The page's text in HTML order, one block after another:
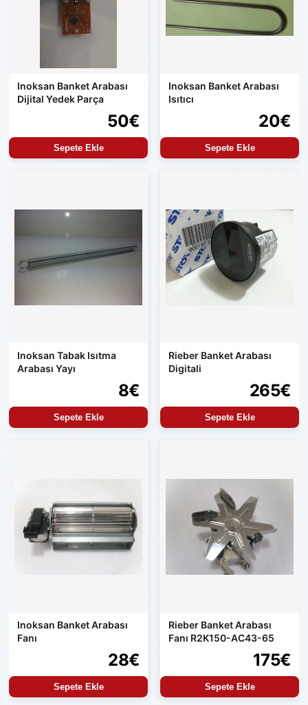
Inoksan Banket Arabası
Dijital Yedek Parça
50€
Sepete Ekle
Inoksan Banket Arabası
Isıtıcı
20€
Sepete Ekle
Inoksan Tabak Isıtma
Arabası Yayı
8€
Sepete Ekle
Rieber Banket Arabası
Digitali
265€
Sepete Ekle
Inoksan Banket Arabası
Fanı
28€
Sepete Ekle
Rieber Banket Arabası
Fanı R2K150-AC43-65
175€
Sepete Ekle